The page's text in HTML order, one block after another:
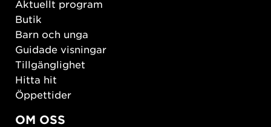
Aktuellt program
Butik
Barn och unga
Guidade visningar
Tillgänglighet
Hitta hit
Öppettider
OM OSS